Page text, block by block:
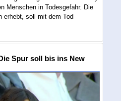
Menschen in Todesgefahr. Die
erhebt, soll mit dem Tod
Spur soll bis ins New